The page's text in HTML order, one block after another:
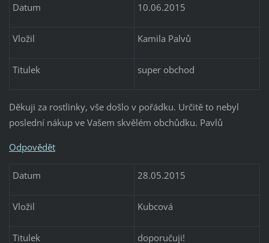
Datum 10.06.2015
Vložil Kamila Palvů
Titulek super obchod
Děkuji za rostlinky, vše došlo v pořádku. Určitě to nebyl
poslední nákup ve Vašem skvělém obchůdku. Pavlů
Odpovědět
Datum 28.05.2015
Vložil Kubcová
Titulek doporučuji!